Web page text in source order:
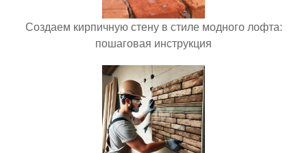
Создаем кирпичную стену в стиле модного лофта:
пошаговая инструкция